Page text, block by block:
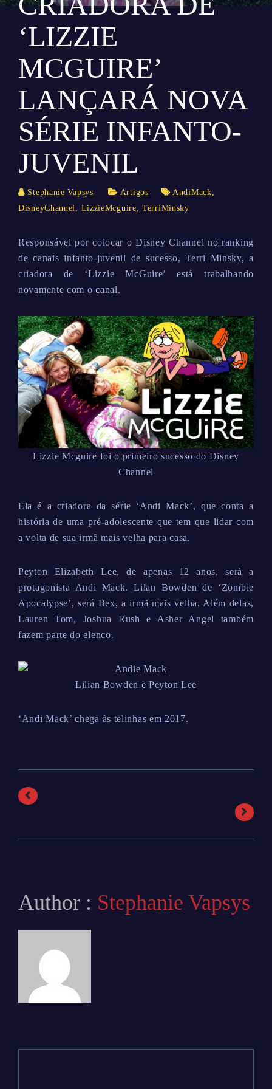
‘LIZZIE
MCGUIRE’
LANÇARÁ NOVA
SÉRIE INFANTO-
JUVENIL
Stephanie Vapsys Artigos AndiMack,
DisneyChannel, LizzieMcguire,TerriMinsky
Responsável por colocar o Disney Channel no ranking
de canais infanto-juvenil de sucesso, Terri Minsky, a
criadora de ‘Lizzie McGuire’ está trabalhando
novamente com o canal.
Lizzie Mcguire foi o primeiro sucesso do Disney
Channel
Ela é a criadora da série ‘Andi Mack’, que conta a
história de uma pré-adolescente que tem que lidar com
a volta de sua irmã mais velha para casa.
Peyton Elizabeth Lee, de apenas 12 anos, será a
protagonista Andi Mack. Lilan Bowden de ‘Zombie
Apocalypse’, será Bex, a irmã mais velha. Além delas,
Lauren Tom, Joshua Rush e Asher Angel também
fazem parte do elenco.
Lilian Bowden e Peyton Lee
‘Andi Mack’ chega às telinhas em 2017.
Author : Stephanie Vapsys